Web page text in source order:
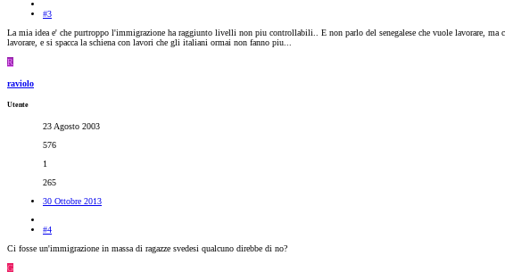
#3
La mia idea e' che purtroppo l'immigrazione ha raggiunto livelli non piu controllabili.. E non parlo del senegalese che vuole lavorare,
lavorare, e si spacca la schiena con lavori che gli italiani ormai non fanno piu...
R
raviolo
Utente
23 Agosto 2003
576
1
265
30 Ottobre 2013
#4
Ci fosse un'immigrazione in massa di ragazze svedesi qualcuno direbbe di no?
G